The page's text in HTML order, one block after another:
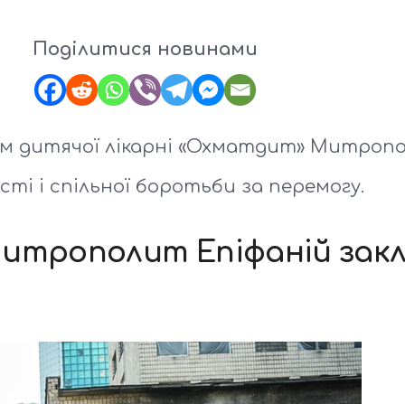
Поділитися новинами
дитячої лікарні «Охматдит»
і спільної боротьби за перемогу.
Епіфаній